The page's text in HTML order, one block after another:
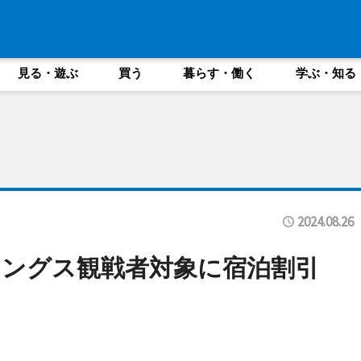
見る・遊ぶ 買う 暮らす・働く 学ぶ・知る
2024.08.26
グス観戦者対象に宿泊割引